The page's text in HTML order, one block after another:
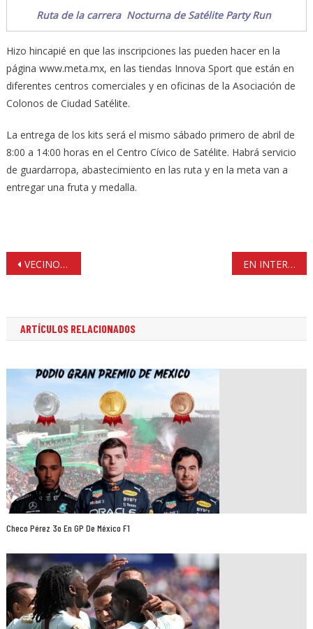
Ruta de la carrera Nocturna de Satélite Party Run
Hizo hincapié en que las inscripciones las pueden hacer en la
página www.meta.mx, en las tiendas Innova Sport que están en
diferentes centros comerciales y en oficinas de la Asociación de
Colonos de Ciudad Satélite.
La entrega de los kits será el mismo sábado primero de abril de
8:00 a 14:00 horas en el Centro Cívico de Satélite. Habrá servicio
de guardarropa, abastecimiento en las ruta y en la meta van a
entregar una fruta y medalla.
Navegación
de
VECINOS DE LA FLORIDA INCONFORMES POR TALA DE ÁRBOLES EN INTERLOMAS HARÁN DOS OBRAS PARA MITIGAR EL TRÁFICO VIAL
ARTÍCULOS RELACIONADOS
Checo Pérez 3o En GP De México F1